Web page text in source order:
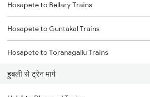
Mumbai to Goa Trains
Chennai to Coimbatore Trains
Hosapete to Bellary Trains
Hosapete to Guntakal Trains
Hosapete to Toranagallu Trains
Hosapete to Gooty Trains
हुबली से ट्रेन मार्ग